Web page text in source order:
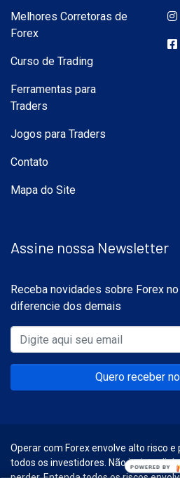
Melhores Corretoras de
Forex
Curso de Trading
Ferramentas para
Traders
Jogos para Traders
Contato
Mapa do Site
Assine nossa Newsletter
Receba novidades sobre Forex
diferencie dos demais
Quero receber
Operar com Forex envolve alto risco
todos os investidores. Não invista
POWERED BY